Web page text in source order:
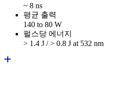
~ 8 ns
평균 출력
140 to 80 W
펄스당 에너지
> 1.4 J / > 0.8 J at 532 nm